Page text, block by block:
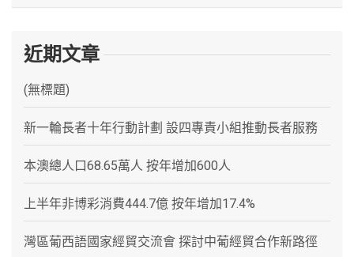
近期文章
(無標題)
新一輪長者十年行動計劃 設四專責小組推動長者服務
本澳總人口68.65萬人 按年增加600人
上半年非博彩消費444.7億 按年增加17.4%
灣區葡西語國家經貿交流會 探討中葡經貿合作新路徑